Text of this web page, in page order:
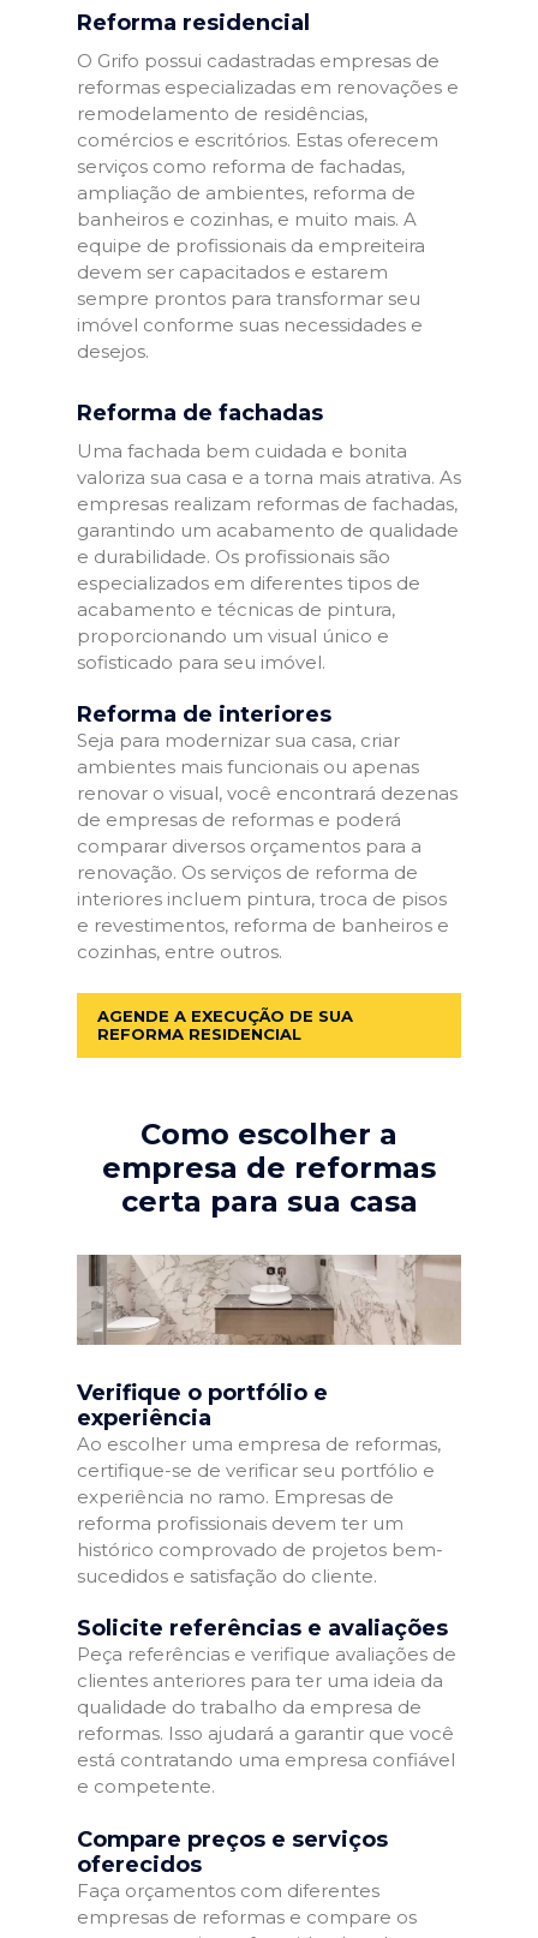
Reforma residencial
O Grifo possui cadastradas empresas de
reformas especializadas em renovações e
remodelamento de residências,
comércios e escritórios. Estas oferecem
serviços como reforma de fachadas,
ampliação de ambientes, reforma de
banheiros e cozinhas, e muito mais. A
equipe de profissionais da empreiteira
devem ser capacitados e estarem
sempre prontos para transformar seu
imóvel conforme suas necessidades e
desejos.
Reforma de fachadas
Uma fachada bem cuidada e bonita
valoriza sua casa e a torna mais atrativa. As
empresas realizam reformas de fachadas,
garantindo um acabamento de qualidade
e durabilidade. Os profissionais são
especializados em diferentes tipos de
acabamento e técnicas de pintura,
proporcionando um visual único e
sofisticado para seu imóvel.
Reforma de interiores
Seja para modernizar sua casa, criar
ambientes mais funcionais ou apenas
renovar o visual, você encontrará dezenas
de empresas de reformas e poderá
comparar diversos orçamentos para a
renovação. Os serviços de reforma de
interiores incluem pintura, troca de pisos
e revestimentos, reforma de banheiros e
cozinhas, entre outros.
AGENDE A EXECUÇÃO DE SUA
REFORMA RESIDENCIAL
Como escolher a
empresa de reformas
certa para sua casa
Verifique o portfólio e
experiência
Ao escolher uma empresa de reformas,
certifique-se de verificar seu portfólio e
experiência no ramo. Empresas de
reforma profissionais devem ter um
histórico comprovado de projetos bem-
sucedidos e satisfação do cliente.
Solicite referências e avaliações
Peça referências e verifique avaliações de
clientes anteriores para ter uma ideia da
qualidade do trabalho da empresa de
reformas. Isso ajudará a garantir que você
está contratando uma empresa confiável
e competente.
Compare preços e serviços
oferecidos
Faça orçamentos com diferentes
empresas de reformas e compare os